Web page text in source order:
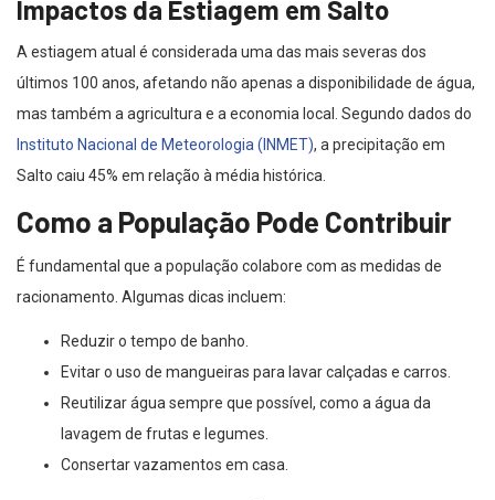
Impactos da Estiagem em Salto
A estiagem atual é considerada uma das mais severas dos
últimos 100 anos, afetando não apenas a disponibilidade de água,
mas também a agricultura e a economia local. Segundo dados do
Instituto Nacional de Meteorologia (INMET), a precipitação em
Salto caiu 45% em relação à média histórica.
Como a População Pode Contribuir
É fundamental que a população colabore com as medidas de
racionamento. Algumas dicas incluem:
Reduzir o tempo de banho.
Evitar o uso de mangueiras para lavar calçadas e carros.
Reutilizar água sempre que possível, como a água da
lavagem de frutas e legumes.
Consertar vazamentos em casa.